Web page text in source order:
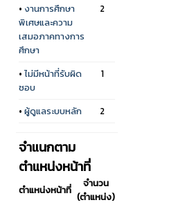
• งานการศึกษา
พิเศษและความ
เสมอภาคทางการ
ศึกษา
2
• ไม่มีหน้าที่รับผิด
ชอบ
1
• ผู้ดูแลระบบหลัก 2
จำแนกตาม
ตำแหน่งหน้าที่
ตำแหน่งหน้าที่
จำนวน
(ตำแหน่ง)